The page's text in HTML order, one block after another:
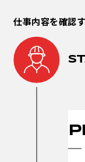
仕事内容を確認